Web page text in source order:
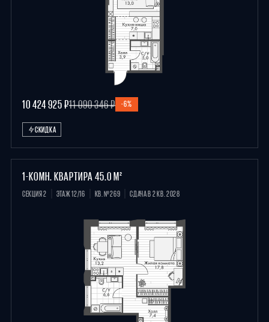
10 424 925 ₽11 090 346 ₽ -6%
СКИДКА
1-КОМН. КВАРТИРА 45.0 М²
СЕКЦИЯ 2 ЭТАЖ 12/16 КВ. №269 СДАЧА В 2 КВ. 2028